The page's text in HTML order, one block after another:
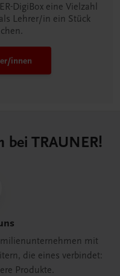
DigiBox eine Vielzahl
Lehrer/in ein Stück
innen
TRAUNER!
mit
die eines verbindet:
Produkte.